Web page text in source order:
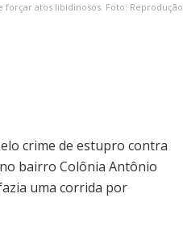
atos libidinosos. Foto: Reprodução
crime de estupro contra
bairro Colônia Antônio
uma corrida por